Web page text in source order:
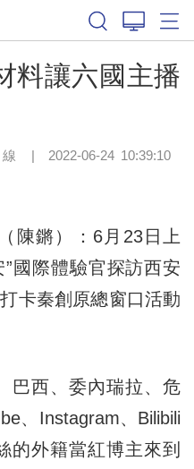
料讓六國主播
| 2022-06-24 10:39:10
鏘）：6月23日上
國際體驗官探訪西安
卡秦創原總窗口活動
西、委內瑞拉、危
、Instagram、Bilibili
的外籍當紅博主來到